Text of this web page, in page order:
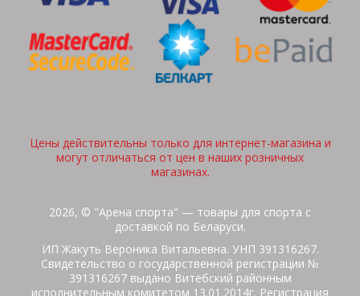
Цены действительны только для интернет-магазина и
могут отличаться от цен в наших розничных
магазинах.
2026, © "Арена спорта" — товары для спорта с
доставкой по Беларуси.
ИП Жакуть Вероника Витальевна. УНП 391316267.
Свидетельство о государственной регистрации №
391316267 выдано Витебский районным
исполнительным комитетом 13.01.2014г. Регистрация